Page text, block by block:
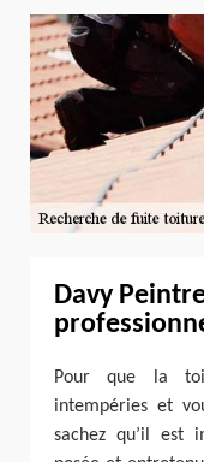
Davy
Pour que la
intempéries et
sachez qu’il est